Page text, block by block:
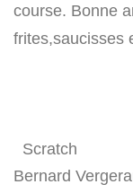
course. Bonne
frites,saucisses
Scratch